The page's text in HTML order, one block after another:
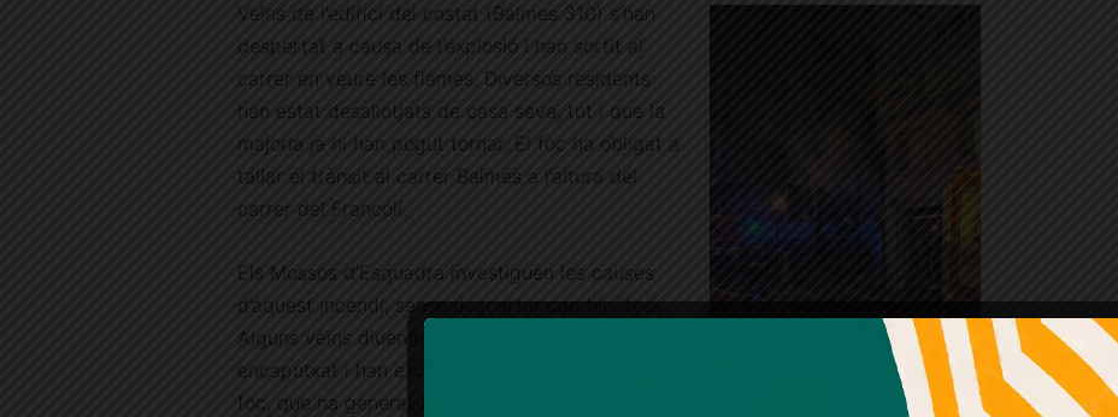
Veïns de l’edifici del costat (Balmes 310) s’han
despertat a causa de l’explosió i han sortit al
carrer en veure les flames. Diversos residents
han estat desallotjats de casa seva, tot i que la
majoria ja hi han pogut tornar. El foc ha obligat a
tallar el trànsit al carrer Balmes a l’altura del
carrer del Francolí.
Els Mossos d’Esquadra investiguen les causes
d’aquest incendi, sense descartar cap hipòtesi.
Alguns veïns diuen haver vist un home
encaputxat i han escoltat una explosió prèvia al
foc, que ha generat flames de gran intensitat.